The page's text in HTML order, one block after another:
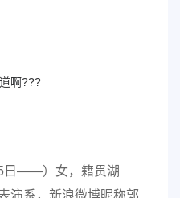
啊???
日——）女，籍贯湖
演系，新浪微博昵称郭